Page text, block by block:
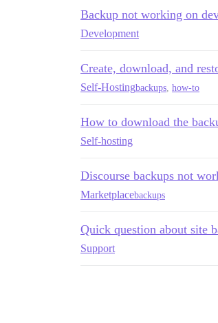
Backup not working on
Development
Create, download, and
Self-Hostingbackups how-to
How to download the
Self-hosting
Discourse backups not
Marketplacebackups
Quick question about site
Support